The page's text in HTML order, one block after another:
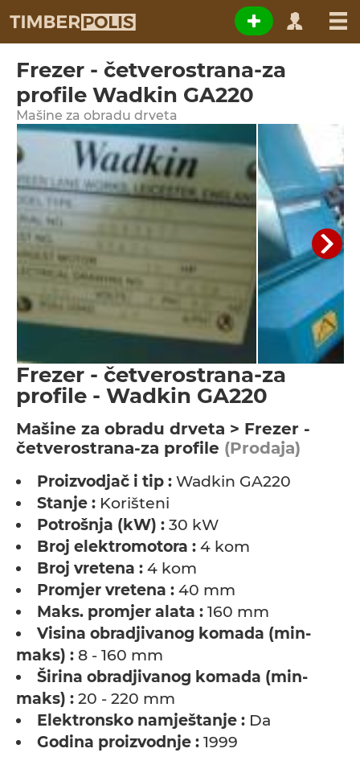
Frezer - četverostrana-za
profile Wadkin GA220
Мašine za obradu drveta
Frezer - četverostrana-za
profile - Wadkin GA220
Мašine za obradu drveta > Frezer -
četverostrana-za profile (Prodaja)
Proizvodjač i tip : Wadkin GA220
Stanje : Korišteni
Potrošnja (kW) : 30 kW
Broj elektromotora : 4 kom
Broj vretena : 4 kom
Promjer vretena : 40 mm
Maks. promjer alata : 160 mm
Visina obradjivanog komada (min-
maks) : 8 - 160 mm
Širina obradjivanog komada (min-
maks) : 20 - 220 mm
Elektronsko namještanje : Da
Godina proizvodnje : 1999